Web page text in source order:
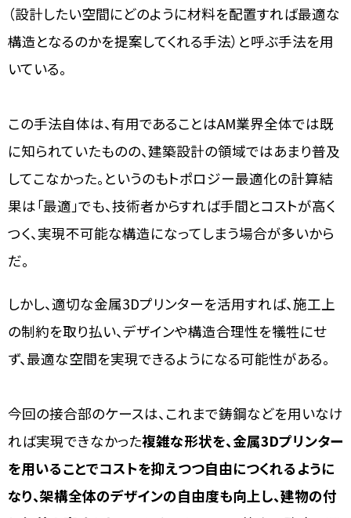
（設計したい空間にどのように材料を配置すれば最適な
構造となるのかを提案してくれる手法）と呼ぶ手法を用
いている。
この手法自体は、有用であることはAM業界全体では既
に知られていたものの、建築設計の領域ではあまり普及
してこなかった。というのもトポロジー最適化の計算結
果は「最適」でも、技術者からすれば手間とコストが高く
つく、実現不可能な構造になってしまう場合が多いから
だ。
しかし、適切な金属3Dプリンターを活用すれば、施工上
の制約を取り払い、デザインや構造合理性を犠牲にせ
ず、最適な空間を実現できるようになる可能性がある。
今回の接合部のケースは、これまで鋳鋼などを用いなけ
れば実現できなかった複雑な形状を、金属3Dプリンター
を用いることでコストを抑えつつ自由につくれるように
なり、架構全体のデザインの自由度も向上し、建物の付